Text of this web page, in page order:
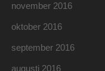
november 2016
oktober 2016
september 2016
augusti 2016